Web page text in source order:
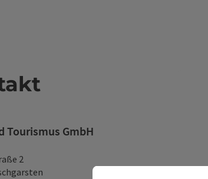
Tourismus GmbH
2